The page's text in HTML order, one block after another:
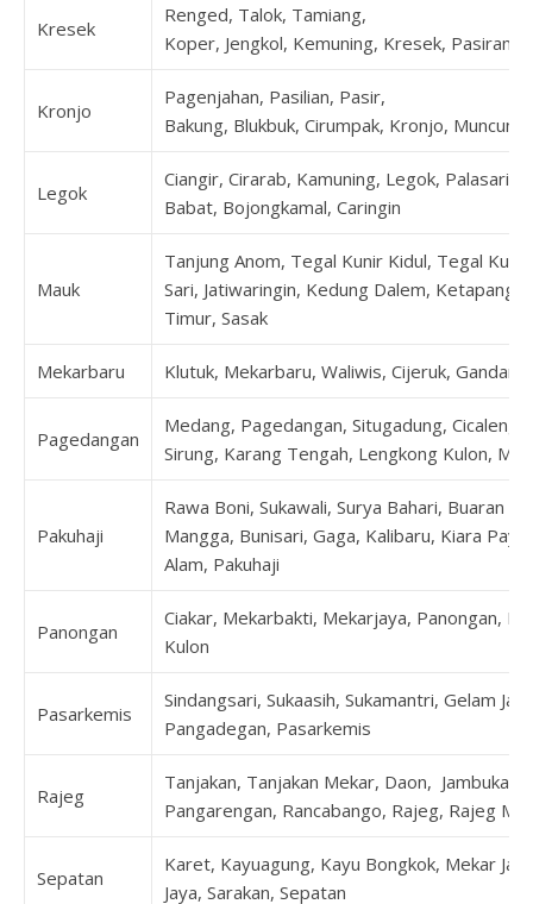
Kresek
Renged, Talok, Tamiang,
Koper, Jengkol, Kemuning, Kresek,
Kronjo
Pagenjahan, Pasilian, Pasir,
Bakung, Blukbuk, Cirumpak, Kronjo,
Legok
Ciangir, Cirarab, Kamuning, Legok, Palasari,
Babat, Bojongkamal, Caringin
Mauk
Tanjung Anom, Tegal Kunir Kidul, Tegal
Sari, Jatiwaringin, Kedung Dalem, Ketapang,
Timur, Sasak
Mekarbaru Klutuk, Mekarbaru, Waliwis, Cijeruk,
Pagedangan
Medang, Pagedangan, Situgadung,
Sirung, Karang Tengah, Lengkong Kulon,
Pakuhaji
Rawa Boni, Sukawali, Surya Bahari, Buaran
Mangga, Bunisari, Gaga, Kalibaru, Kiara
Alam, Pakuhaji
Panongan
Ciakar, Mekarbakti, Mekarjaya, Panongan,
Kulon
Pasarkemis
Sindangsari, Sukaasih, Sukamantri, Gelam
Pangadegan, Pasarkemis
Rajeg
Tanjakan, Tanjakan Mekar, Daon,
Pangarengan, Rancabango, Rajeg, Rajeg
Sepatan
Karet, Kayuagung, Kayu Bongkok, Mekar
Jaya, Sarakan, Sepatan